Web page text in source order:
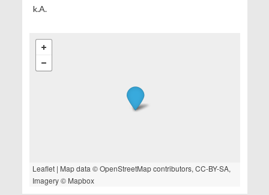
k.A.
Leaflet| Map data ©OpenStreetMapcontributors, CC-BY-SA,
Imagery © Mapbox